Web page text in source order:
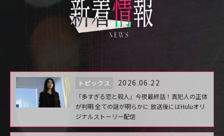
トピックス 2026.06.22
「多すぎる恋と殺人」今夜最終話！真犯人の正体
が判明 全ての謎が明らかに 放送後にはHuluオリ
ジナルストーリー配信